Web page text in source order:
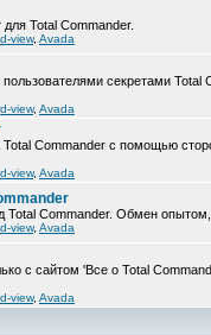
Total Commander.
d-view, Avada
секретами Total
d-view, Avada
Commander с помощью
d-view, Avada
Total Commander. Обмен
d-view, Avada
с сайтом 'Все о Total
d-view, Avada